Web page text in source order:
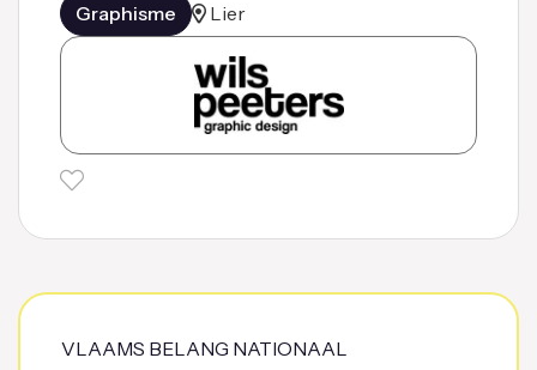
Graphisme Lier
VLAAMS BELANG NATIONAAL